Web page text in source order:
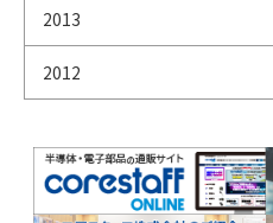
2013
2012